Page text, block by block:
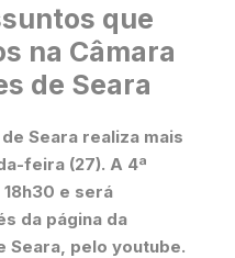
que
na Câmara
de Seara
Seara realiza mais
feira (27). A 4ª
e será
da página da
Seara, pelo youtube.